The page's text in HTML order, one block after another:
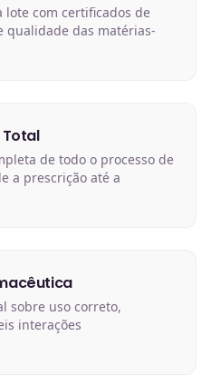
lote com certificados de
qualidade das matérias-
de todo o processo de
a prescrição até a
sobre uso correto,
interações